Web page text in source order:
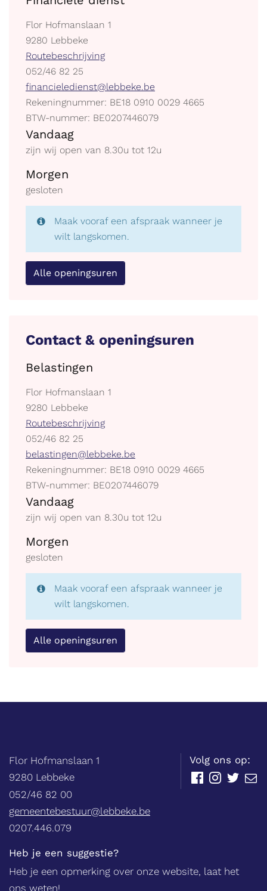
Adres
Flor Hofmanslaan 1
,
9280 Lebbeke
Stratenplan
Routebeschrijving
tel.
052/46 82 25
E-
mail
financieledienst@lebbeke.be
Ondernemingsnummer
Rekeningnummer: BE18 0910 0029 4665
BTW
BE
BTW-nummer: BE0207446079
Openingsuren
Vandaag
zijn wij open van 8.30u tot 12u
Morgen
gesloten
Maak vooraf een afspraak wanneer je
wilt langskomen.
Alle openingsuren
Contact & openingsuren
Belastingen
Adres
Flor Hofmanslaan 1
,
9280 Lebbeke
Stratenplan
Routebeschrijving
tel.
052/46 82 25
E-
mail
belastingen@lebbeke.be
Ondernemingsnummer
Rekeningnummer: BE18 0910 0029 4665
BTW
BE
BTW-nummer: BE0207446079
Openingsuren
Vandaag
zijn wij open van 8.30u tot 12u
Morgen
gesloten
Maak vooraf een afspraak wanneer je
wilt langskomen.
Alle openingsuren
Balie
Adres
Flor Hofmanslaan 1
,9280 Lebbeke
052/46 82 00
E-
mail
gemeentebestuur@lebbeke.be
Ondernemingsnummer
0207.446.079
Heb je een suggestie?
Heb je een opmerking over onze website, laat het
ons weten!
Volg ons op:
FacebookInstagram
Twitter
E-